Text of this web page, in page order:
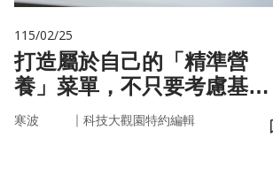
115/02/25
打造屬於自己的「精準營
養」菜單，不只要考慮基
因，關鍵更在腸道微生物
寒波 ｜ 科技大觀園特約編輯